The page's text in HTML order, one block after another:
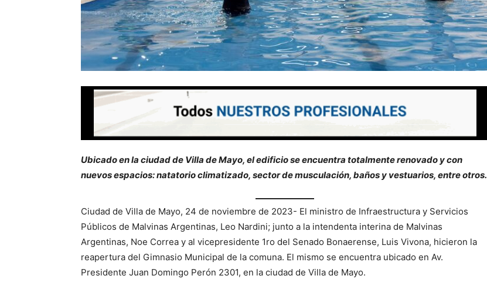
Ubicado en la ciudad de Villa de Mayo, el edificio se encuentra totalmente renovado y con
nuevos espacios: natatorio climatizado, sector de musculación, baños y vestuarios, entre otros.
Ciudad de Villa de Mayo, 24 de noviembre de 2023- El ministro de Infraestructura y Servicios
Públicos de Malvinas Argentinas, Leo Nardini; junto a la intendenta interina de Malvinas
Argentinas, Noe Correa y al vicepresidente 1ro del Senado Bonaerense, Luis Vivona, hicieron la
reapertura del Gimnasio Municipal de la comuna. El mismo se encuentra ubicado en Av.
Presidente Juan Domingo Perón 2301, en la ciudad de Villa de Mayo.